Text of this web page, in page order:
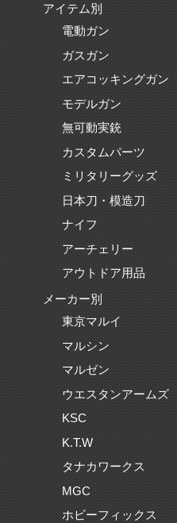
アイテム別
電動ガン
ガスガン
エアコッキングガン
モデルガン
無可動実銃
カスタムパーツ
ミリタリーグッズ
日本刀・模造刀
ナイフ
アーチェリー
アウトドア用品
メーカー別
東京マルイ
マルシン
マルゼン
ウエスタンアームズ
KSC
K.T.W
タナカワークス
MGC
ホビーフィックス